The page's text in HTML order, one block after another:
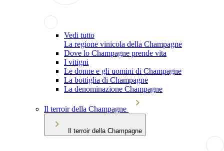
Vedi tutto
La regione vinicola della Champagne
Dove lo Champagne prende vita
I vitigni
Le donne e gli uomini di Champagne
La bottiglia di Champagne
La denominazione Champagne
Il terroir della Champagne
Il terroir della Champagne